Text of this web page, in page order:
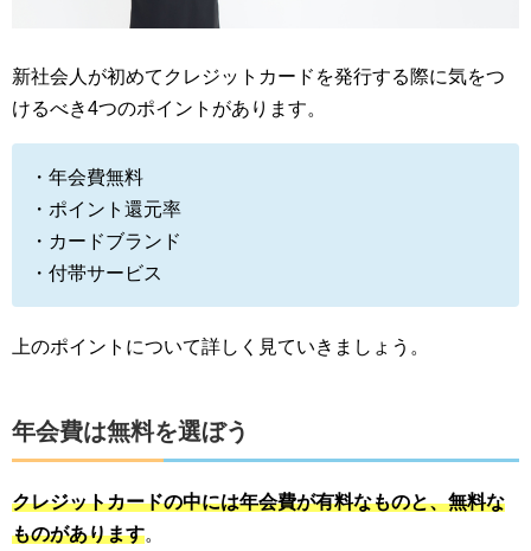
新社会人が初めてクレジットカードを発行する際に気をつ
けるべき4つのポイントがあります。
・年会費無料
・ポイント還元率
・カードブランド
・付帯サービス
上のポイントについて詳しく見ていきましょう。
年会費は無料を選ぼう
クレジットカードの中には年会費が有料なものと、無料な
ものがあります。